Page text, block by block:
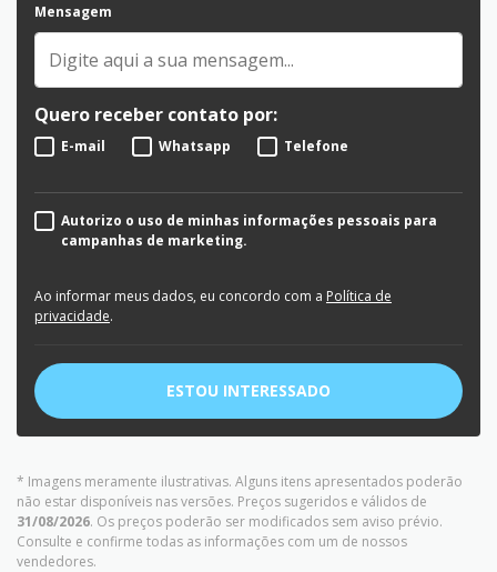
Mensagem
Quero receber contato por:
E-mail Whatsapp Telefone
Autorizo o uso de minhas informações pessoais para
campanhas de marketing.
Ao informar meus dados, eu concordo com a Política de
privacidade.
ESTOU INTERESSADO
* Imagens meramente ilustrativas. Alguns itens apresentados poderão
não estar disponíveis nas versões. Preços sugeridos e válidos de
31/08/2026. Os preços poderão ser modificados sem aviso prévio.
Consulte e confirme todas as informações com um de nossos
vendedores.